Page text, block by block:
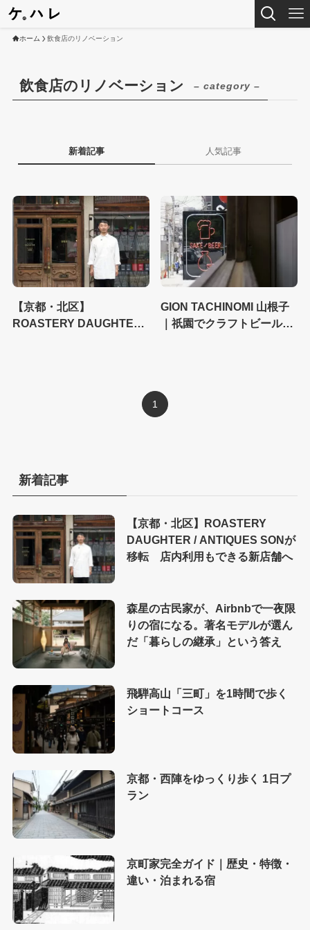
ホーム 飲食店のリノベーション
飲食店のリノベーション – category –
新着記事 人気記事
【京都・北区】
ROASTERY DAUGHTER /
GION TACHINOMI 山根子
｜祇園でクラフトビールな
1
新着記事
【京都・北区】ROASTERY
DAUGHTER / ANTIQUES SONが
移転 店内利用もできる新店舗へ
森星の古民家が、Airbnbで一夜限
りの宿になる。著名モデルが選ん
だ「暮らしの継承」という答え
飛騨高山「三町」を1時間で歩く
ショートコース
京都・西陣をゆっくり歩く 1日プ
ラン
京町家完全ガイド｜歴史・特徴・
違い・泊まれる宿